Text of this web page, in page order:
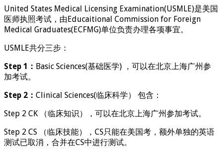
United States Medical Licensing Examination(USMLE)是美国
医师执照考试，由Educaitional Commission for Foreign
Medical Graduates(ECFMG)单位负责办理各项事宜。
USMLE共分三步：
Step 1： Basic Sciences(基础医学) ，可以在北京上海广州参
加考试。
Step 2： Clinical Sciences(临床科学） 包含：
Step 2 CK （临床知识），可以在北京上海广州参加考试。
Step 2 CS （临床技能），CS只能在美国考，额外单独的英语
测试已取消，合并在CS中进行测试。